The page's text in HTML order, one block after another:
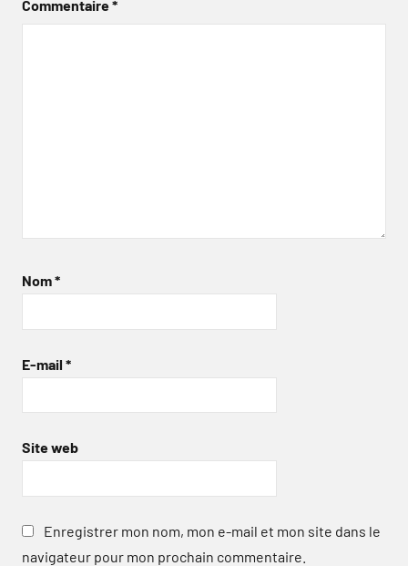
Commentaire*
Nom*
E-mail *
Site web
Enregistrer mon nom, mon e-mail et mon site dans le
navigateur pour mon prochain commentaire.